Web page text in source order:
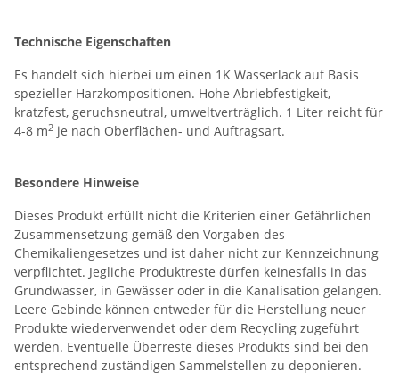
Technische Eigenschaften
Es handelt sich hierbei um einen 1K Wasserlack auf Basis
spezieller Harzkompositionen. Hohe Abriebfestigkeit,
kratzfest, geruchsneutral, umweltverträglich. 1 Liter reicht für
4-8 m2 je nach Oberflächen- und Auftragsart.
Besondere Hinweise
Dieses Produkt erfüllt nicht die Kriterien einer Gefährlichen
Zusammensetzung gemäß den Vorgaben des
Chemikaliengesetzes und ist daher nicht zur Kennzeichnung
verpflichtet. Jegliche Produktreste dürfen keinesfalls in das
Grundwasser, in Gewässer oder in die Kanalisation gelangen.
Leere Gebinde können entweder für die Herstellung neuer
Produkte wiederverwendet oder dem Recycling zugeführt
werden. Eventuelle Überreste dieses Produkts sind bei den
entsprechend zuständigen Sammelstellen zu deponieren.